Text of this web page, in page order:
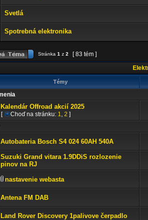
Svetlá
Spotrebná elektronika
Stránka 1 z 2
[ 83 tém ]
Témy
Kalendár Offroad akcií 2025
[ Choď na stránku: 1, 2 ]
Autobateria Bosch S4 024 60AH 540A
Suzuki Grand vitara 1.9DDiS rozlozenie
pinov na RJ
nastavenie webasta
Antena FM DAB
Land Rover Discovery 1palivove čerpadlo